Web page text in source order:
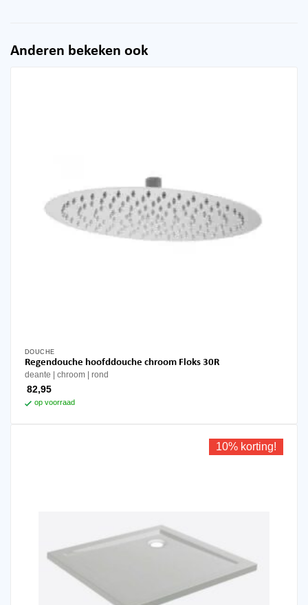
Anderen bekeken ook
DOUCHE
Regendouche hoofddouche chroom Floks 30R
deante chroom rond
82,95
op voorraad
10% korting!